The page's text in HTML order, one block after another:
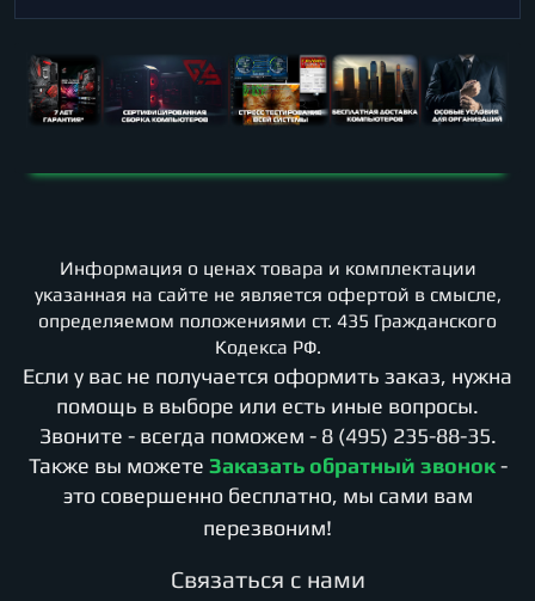
Информация о ценах товара и комплектации
указанная на сайте не является офертой в смысле,
определяемом положениями ст. 435 Гражданского
Кодекса РФ.
Если у вас не получается оформить заказ, нужна
помощь в выборе или есть иные вопросы.
Звоните - всегда поможем - 8 (495) 235-88-35.
Также вы можете Заказать обратный звонок -
это совершенно бесплатно, мы сами вам
перезвоним!
Cвязаться с нами